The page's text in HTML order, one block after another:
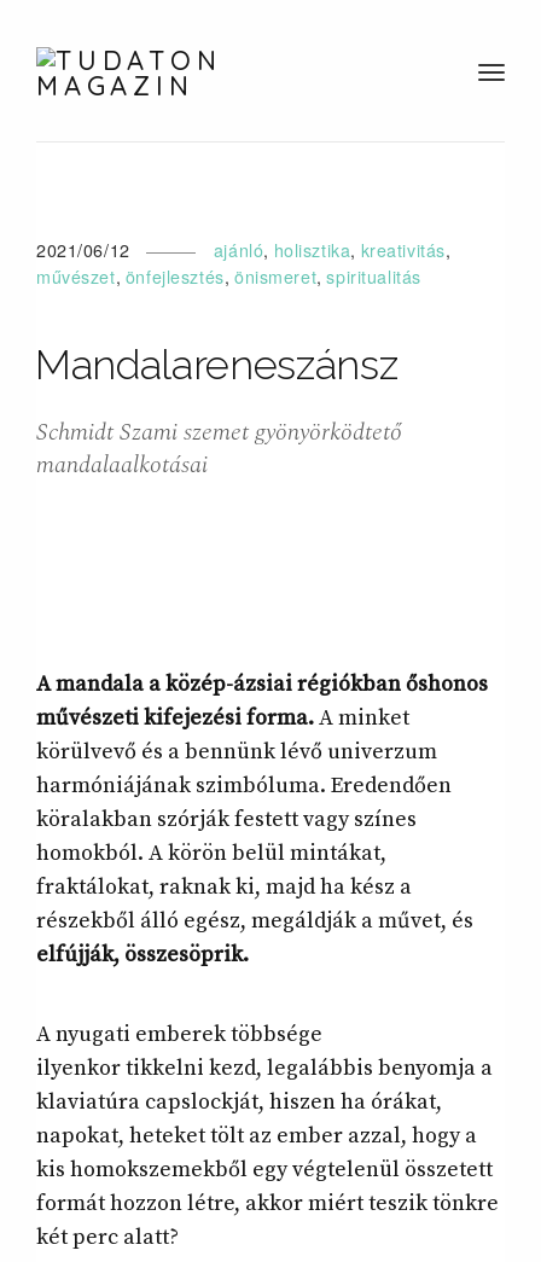
t
2021/06/12 ajánló, holisztika, kreativitás,
művészet, önfejlesztés, önismeret,spiritualitás
Mandalareneszánsz
Schmidt Szami szemet gyönyörködtető
mandalaalkotásai
A mandala a közép-ázsiai régiókban őshonos
művészeti kifejezési forma.A minket
körülvevő és a bennünk lévő univerzum
harmóniájának szimbóluma. Eredendően
köralakban szórják festett vagy színes
homokból. A körön belül mintákat,
fraktálokat, raknak ki, majd ha kész a
részekből álló egész, megáldják a művet, és
elfújják, összesöprik.
A nyugati emberek többsége
ilyenkor tikkelni kezd, legalábbis benyomja a
klaviatúra capslockját, hiszen ha órákat,
napokat, heteket tölt az ember azzal, hogy a
kis homokszemekből egy végtelenül összetett
formát hozzon létre, akkor miért teszik tönkre
két perc alatt?